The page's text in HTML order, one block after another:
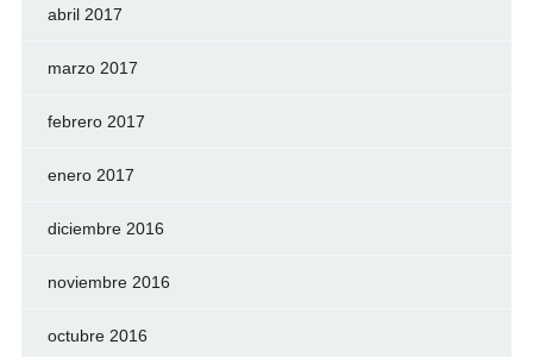
abril 2017
marzo 2017
febrero 2017
enero 2017
diciembre 2016
noviembre 2016
octubre 2016